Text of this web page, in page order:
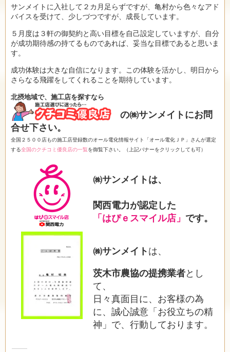
サンメイトに入社して２カ月足らずですが、亀村から色々なアド
バイスを受けて、少しづつですが、成長しています。
５月度は３軒の御契約と高い目標を自己設定していますが、自分
が成功期待感の持てるものであれば、妥当な目標であると思いま
す。
成功体験は大きな自信になります。この体験を活かし、明日から
さらなる飛躍をしてくれることを期待しています。
北摂地域で、施工店を探すなら
の㈱サンメイトにお問
合せ下さい。
全国２５００店もの施工店登録数のオール電化情報サイト「オール電化ＪＰ」さんが選定
する全国のクチコミ優良店の一覧を御覧下さい。（上記バナーをクリックしても可）
㈱サンメイトは、
関西電力が認定した
「はぴｅスマイル店」 です。
㈱サンメイトは、
茨木市農協の提携業者とし
て、
日々真面目に、お客様の為
に、誠心誠意「お役立ちの精
神」で、行動しております。